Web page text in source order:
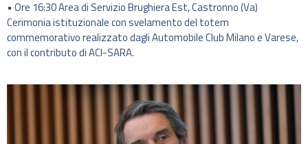
• Ore 16:30 Area di Servizio Brughiera Est, Castronno (Va)
Cerimonia istituzionale con svelamento del totem
commemorativo realizzato dagli Automobile Club Milano e Varese,
con il contributo di ACI-SARA.